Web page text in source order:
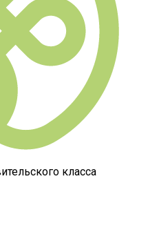
класса